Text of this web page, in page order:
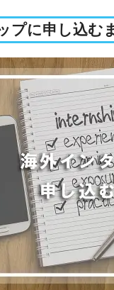
プに申し込む